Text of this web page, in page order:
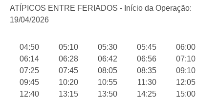
ATÍPICOS ENTRE FERIADOS - Início da Operação:
19/04/2026
04:50 05:10 05:30 05:45
06:00
06:14
06:28 06:42 06:56
07:10
07:25
07:45 08:05 08:35
09:10
09:45
10:20 10:55 11:30
12:05
12:40
13:15 13:50 14:25
15:00